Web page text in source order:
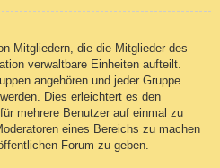
Mitgliedern, die die Mitglieder des
verwaltbare Einheiten aufteilt.
angehören und jeder Gruppe
Dies erleichtert es den
mehrere Benutzer auf einmal zu
eines Bereichs zu machen
Forum zu geben.